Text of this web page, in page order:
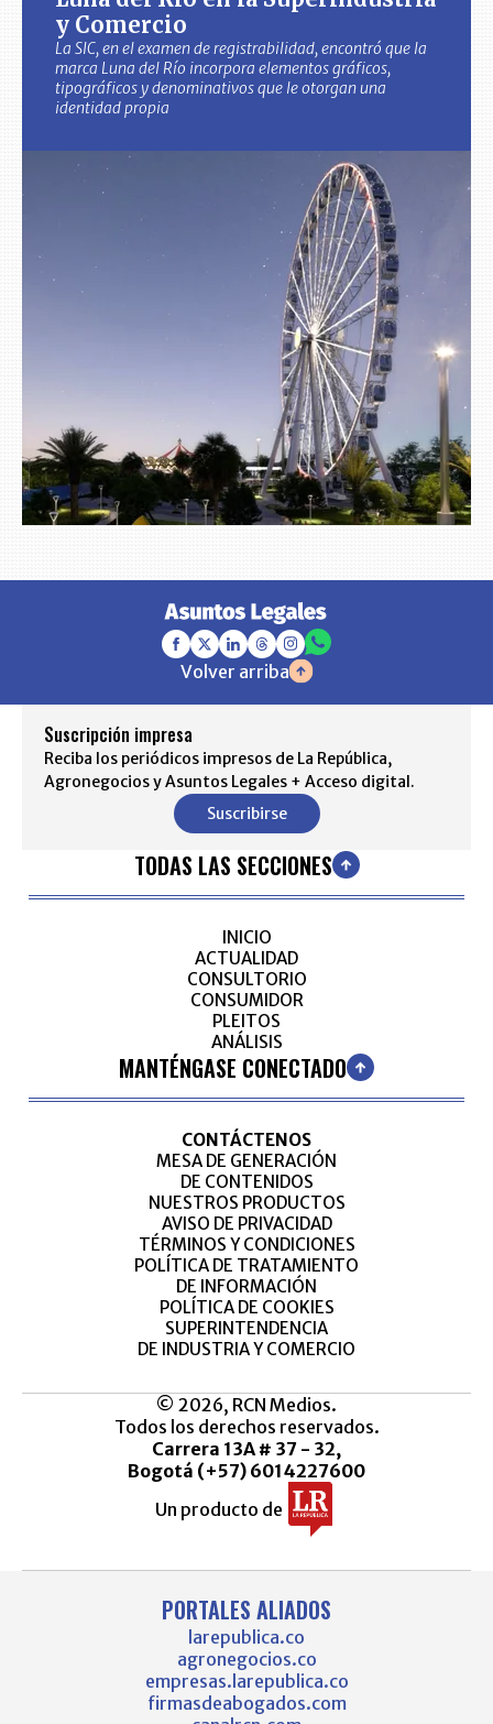
y Comercio
La SIC, en el examen de registrabilidad, encontró que la
marca Luna del Río incorpora elementos gráficos,
tipográficos y denominativos que le otorgan una
identidad propia
Volver arriba
Suscripción impresa
Reciba los periódicos impresos de La República,
Agronegocios y Asuntos Legales + Acceso digital.
Suscribirse
TODAS LAS SECCIONES
INICIO
ACTUALIDAD
CONSULTORIO
CONSUMIDOR
PLEITOS
ANÁLISIS
MANTÉNGASE CONECTADO
CONTÁCTENOS
MESA DE GENERACIÓN
DE CONTENIDOS
NUESTROS PRODUCTOS
AVISO DE PRIVACIDAD
TÉRMINOS Y CONDICIONES
POLÍTICA DE TRATAMIENTO
DE INFORMACIÓN
POLÍTICA DE COOKIES
SUPERINTENDENCIA
DE INDUSTRIA Y COMERCIO
© 2026, RCN Medios.
Todos los derechos reservados.
Carrera 13A # 37 - 32,
Bogotá (+57) 6014227600
Un producto de
PORTALES ALIADOS
larepublica.co
agronegocios.co
empresas.larepublica.co
firmasdeabogados.com